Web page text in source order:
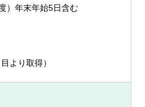
）年末年始5日含む
より取得）